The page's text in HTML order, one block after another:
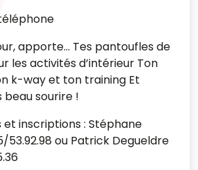
apporte... Tes pantoufles de
les activités d’intérieur Ton
k-way et ton training Et
beau sourire !
et inscriptions : Stéphane
53.92.98 ou Patrick Degueldre